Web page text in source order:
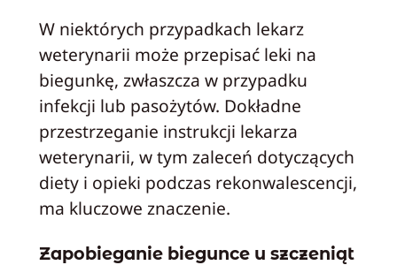
W niektórych przypadkach lekarz
weterynarii może przepisać leki na
biegunkę, zwłaszcza w przypadku
infekcji lub pasożytów. Dokładne
przestrzeganie instrukcji lekarza
weterynarii, w tym zaleceń dotyczących
diety i opieki podczas rekonwalescencji,
ma kluczowe znaczenie.
Zapobieganie biegunce u szczeniąt